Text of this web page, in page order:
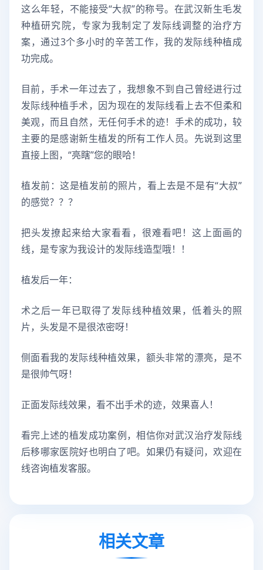
这么年轻，不能接受“大叔”的称号。在武汉新生毛发
种植研究院，专家为我制定了发际线调整的治疗方
案，通过3个多小时的辛苦工作，我的发际线种植成
功完成。
目前，手术一年过去了，我想象不到自己曾经进行过
发际线种植手术，因为现在的发际线看上去不但柔和
美观，而且自然，无任何手术的迹！手术的成功，较
主要的是感谢新生植发的所有工作人员。先说到这里
直接上图，“亮瞎”您的眼哈！
植发前：这是植发前的照片，看上去是不是有“大叔”
的感觉？？？
把头发撩起来给大家看看，很难看吧！这上面画的
线，是专家为我设计的发际线造型哦！！
植发后一年：
术之后一年已取得了发际线种植效果，低着头的照
片，头发是不是很浓密呀！
侧面看我的发际线种植效果，额头非常的漂亮，是不
是很帅气呀！
正面发际线效果，看不出手术的迹，效果喜人！
看完上述的植发成功案例，相信你对武汉治疗发际线
后移哪家医院好也明白了吧。如果仍有疑问，欢迎在
线咨询植发客服。
相关文章